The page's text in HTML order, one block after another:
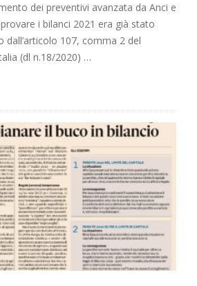
dei preventivi avanzata da Anci e
i bilanci 2021 era già stato
dall’articolo 107, comma 2 del
(dl n.18/2020) …